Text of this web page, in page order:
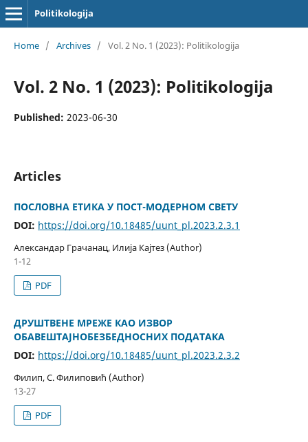
Politikologija
Home / Archives / Vol. 2 No. 1 (2023): Politikologija
Vol. 2 No. 1 (2023): Politikologija
Published: 2023-06-30
Articles
ПОСЛОВНА ЕТИКА У ПОСТ-МОДЕРНОМ СВЕТУ
DOI: https://doi.org/10.18485/uunt_pl.2023.2.3.1
Александар Грачанац, Илија Кајтез (Author)
1-12
PDF
ДРУШТВЕНЕ МРЕЖЕ КАО ИЗВОР
ОБАВЕШТАЈНОБЕЗБЕДНОСНИХ ПОДАТАКА
DOI: https://doi.org/10.18485/uunt_pl.2023.2.3.2
Филип, С. Филиповић (Author)
13-27
PDF